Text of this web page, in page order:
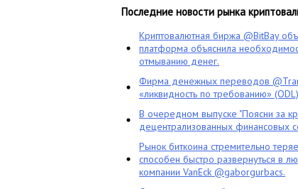
Последние новости рынка
Криптовалютная биржа @BitBay
платформа объяснила
отмыванию денег.
Фирма денежных переводов
«ликвидность по требованию»
В очередном выпуске "Поясни за
децентрализованных финансовых
Рынок биткоина стремительно
способен быстро развернуться в
компании VanEck @gaborgurbacs.